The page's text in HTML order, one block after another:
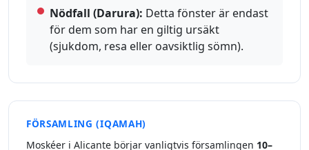
Nödfall (Darura): Detta fönster är endast
för dem som har en giltig ursäkt
(sjukdom, resa eller oavsiktlig sömn).
FÖRSAMLING (IQAMAH)
Moskéer i Alicante börjar vanligtvis församlingen 10–